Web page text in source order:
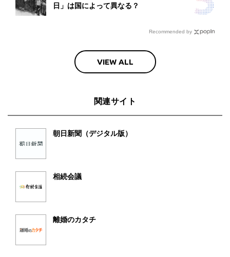
日」は国によって異なる？
Recommended by
VIEW ALL
関連サイト
朝日新聞（デジタル版）
相続会議
離婚のカタチ